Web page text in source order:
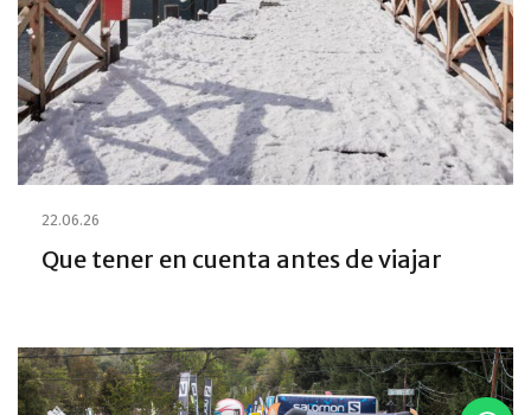
22.06.26
Que tener en cuenta antes de viajar